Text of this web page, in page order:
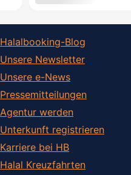
Halalbooking-Blog
Unsere Newsletter
Unsere e-News
Pressemitteilungen
Agentur werden
Unterkunft registrieren
Karriere bei HB
Halal Kreuzfahrten